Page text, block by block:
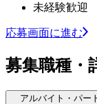
未経験歓迎
応募画面に進む
募集職種・
アルバイト・パー